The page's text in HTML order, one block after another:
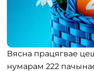
Вясна працягвае
нумарам 222